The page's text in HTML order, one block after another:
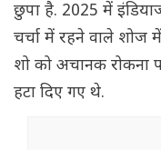
छुपा है. 2025 में
चर्चा में रहने वाले शोज
शो को अचानक रोकना
हटा दिए गए थे.